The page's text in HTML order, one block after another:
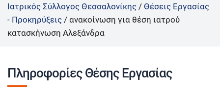
Ιατρικός Σύλλογος Θεσσαλονίκης / Θέσεις Εργασίας
- Προκηρύξεις / ανακοίνωση για θέση ιατρού
κατασκήνωση Αλεξάνδρα
Πληροφορίες Θέσης Εργασίας